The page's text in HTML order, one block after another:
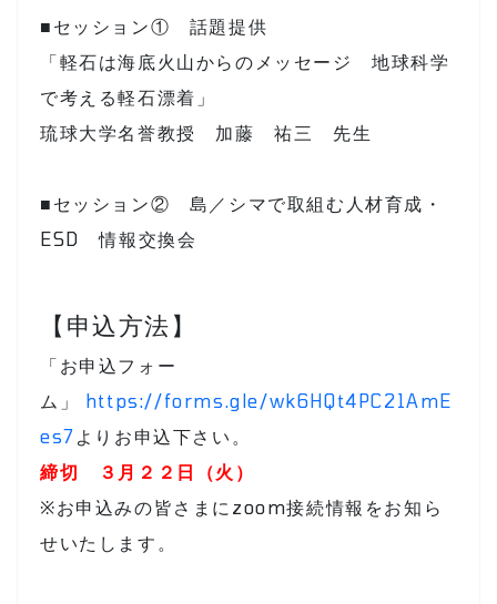
■セッション① 話題提供
「軽石は海底火山からのメッセージ 地球科学
で考える軽石漂着」
琉球大学名誉教授 加藤 祐三 先生
■セッション② 島／シマで取組む人材育成・
ESD 情報交換会
【申込方法】
「お申込フォー
ム」 https://forms.gle/wk6HQt4PC21AmE
es7 よりお申込下さい。
締切 ３月２２日（火）
※お申込みの皆さまにzoom接続情報をお知ら
せいたします。